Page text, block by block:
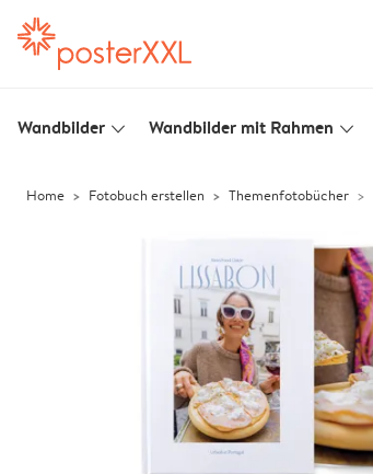
Wandbilder slim_arrow_down Wandbilder mit Rahmen slim_arrow_down
Home Fotobuch erstellen Themenfotobücher